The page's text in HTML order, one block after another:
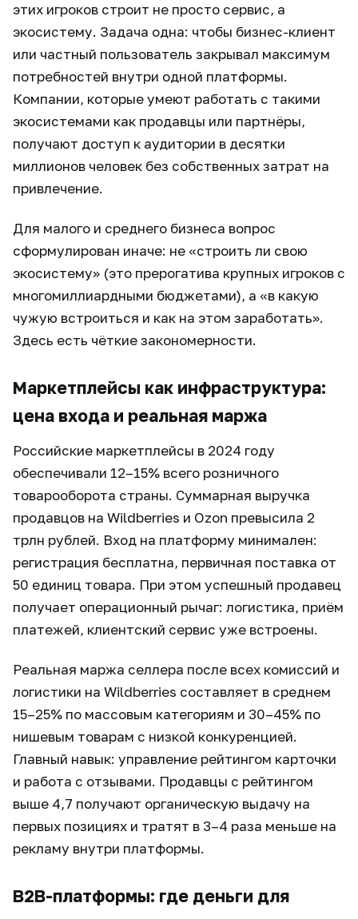
этих игроков строит не просто сервис, а
экосистему. Задача одна: чтобы бизнес-клиент
или частный пользователь закрывал максимум
потребностей внутри одной платформы.
Компании, которые умеют работать с такими
экосистемами как продавцы или партнёры,
получают доступ к аудитории в десятки
миллионов человек без собственных затрат на
привлечение.
Для малого и среднего бизнеса вопрос
сформулирован иначе: не «строить ли свою
экосистему» (это прерогатива крупных игроков с
многомиллиардными бюджетами), а «в какую
чужую встроиться и как на этом заработать».
Здесь есть чёткие закономерности.
Маркетплейсы как инфраструктура:
цена входа и реальная маржа
Российские маркетплейсы в 2024 году
обеспечивали 12–15% всего розничного
товарооборота страны. Суммарная выручка
продавцов на Wildberries и Ozon превысила 2
трлн рублей. Вход на платформу минимален:
регистрация бесплатна, первичная поставка от
50 единиц товара. При этом успешный продавец
получает операционный рычаг: логистика, приём
платежей, клиентский сервис уже встроены.
Реальная маржа селлера после всех комиссий и
логистики на Wildberries составляет в среднем
15–25% по массовым категориям и 30–45% по
нишевым товарам с низкой конкуренцией.
Главный навык: управление рейтингом карточки
и работа с отзывами. Продавцы с рейтингом
выше 4,7 получают органическую выдачу на
первых позициях и тратят в 3–4 раза меньше на
рекламу внутри платформы.
B2B-платформы: где деньги для